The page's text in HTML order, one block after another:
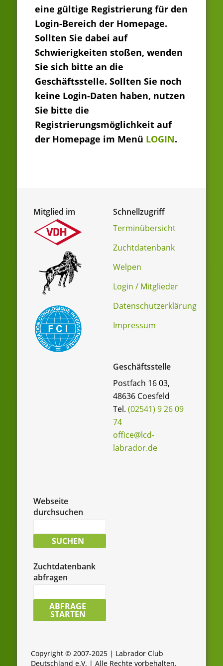
eine gültige Registrierung für den
Login-Bereich der Homepage.
Sollten Sie dabei auf
Schwierigkeiten stoßen, wenden
Sie sich bitte an die
Geschäftsstelle. Sollten Sie noch
keine Login-Daten haben, nutzen
Sie bitte die
Registrierungsmöglichkeit auf
der Homepage im Menü LOGIN.
Mitglied im
Schnellzugriff
Terminübersicht
Zuchtdatenbank
Welpen
Login / Mitglieder
Datenschutzerklärung
Impressum
Geschäftsstelle
Postfach 16 03,
48636 Coesfeld
Tel. (02541) 9 26 09
74
office@lcd-
labrador.de
Webseite
durchsuchen
nach:SUCHEN
Zuchtdatenbank
abfragen
Zuchtdatenbank
durchsuchen:
ABFRAGE
STARTEN
Copyright © 2007-2025 | Labrador Club
Deutschland e.V. | Alle Rechte vorbehalten.